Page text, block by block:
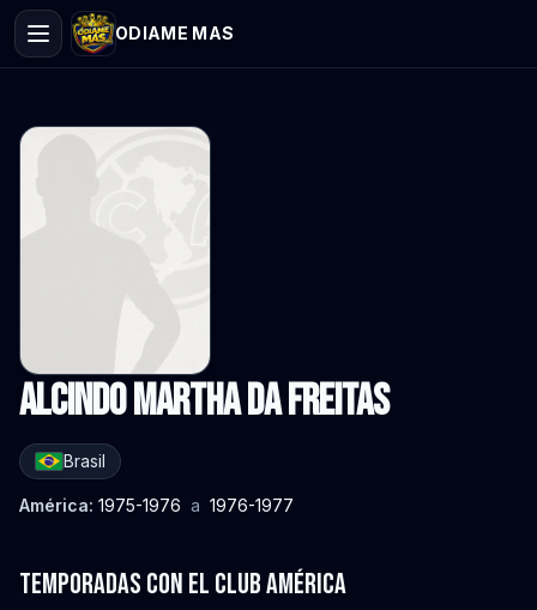
ODIAME MAS
Alcindo Martha da Freitas
Brasil
América: 1975-1976 a 1976-1977
Temporadas con el Club América